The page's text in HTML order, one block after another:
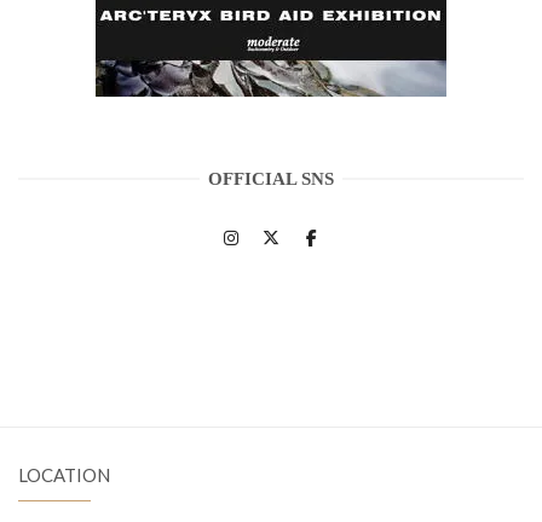
OFFICIAL SNS
LOCATION